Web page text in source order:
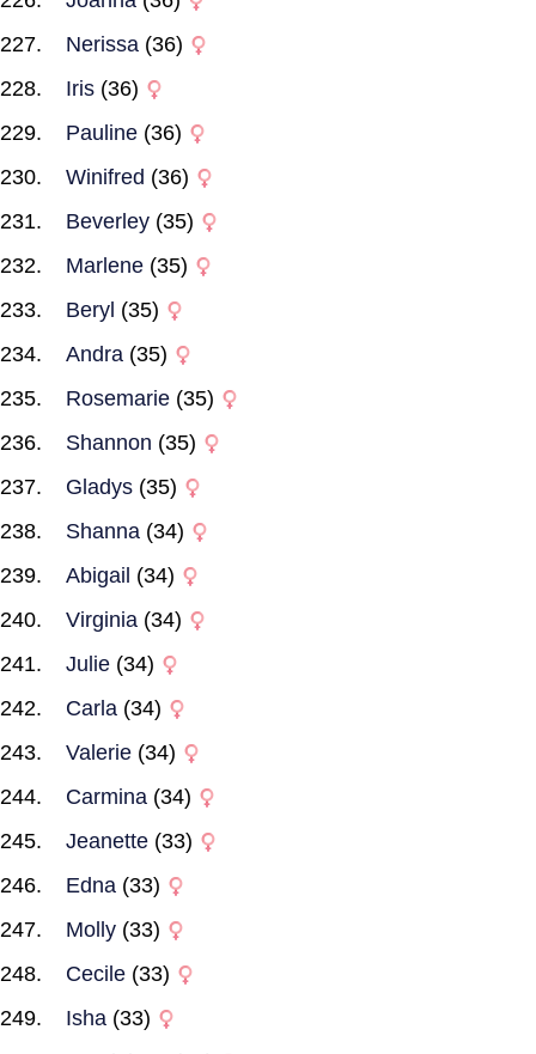
Nerissa (36)
Iris (36)
Pauline (36)
Winifred (36)
Beverley (35)
Marlene (35)
Beryl (35)
Andra (35)
Rosemarie (35)
Shannon (35)
Gladys (35)
Shanna (34)
Abigail (34)
Virginia (34)
Julie (34)
Carla (34)
Valerie (34)
Carmina (34)
Jeanette (33)
Edna (33)
Molly (33)
Cecile (33)
Isha (33)